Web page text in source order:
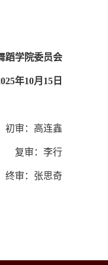
蹈学院委员会
年10月15 日
初审：高连鑫
复审：李行
终审：张思奇